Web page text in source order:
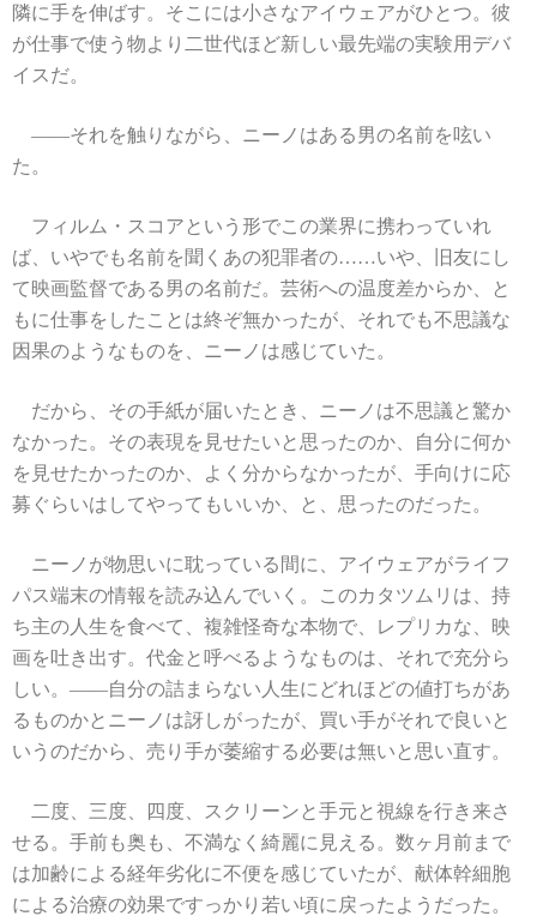
隣に手を伸ばす。そこには小さなアイウェアがひとつ。彼
が仕事で使う物より二世代ほど新しい最先端の実験用デバ
イスだ。
――それを触りながら、ニーノはある男の名前を呟い
た。
フィルム・スコアという形でこの業界に携わっていれ
ば、いやでも名前を聞くあの犯罪者の……いや、旧友にし
て映画監督である男の名前だ。芸術への温度差からか、と
もに仕事をしたことは終ぞ無かったが、それでも不思議な
因果のようなものを、ニーノは感じていた。
だから、その手紙が届いたとき、ニーノは不思議と驚か
なかった。その表現を見せたいと思ったのか、自分に何か
を見せたかったのか、よく分からなかったが、手向けに応
募ぐらいはしてやってもいいか、と、思ったのだった。
ニーノが物思いに耽っている間に、アイウェアがライフ
パス端末の情報を読み込んでいく。このカタツムリは、持
ち主の人生を食べて、複雑怪奇な本物で、レプリカな、映
画を吐き出す。代金と呼べるようなものは、それで充分ら
しい。――自分の詰まらない人生にどれほどの値打ちがあ
るものかとニーノは訝しがったが、買い手がそれで良いと
いうのだから、売り手が萎縮する必要は無いと思い直す。
二度、三度、四度、スクリーンと手元と視線を行き来さ
せる。手前も奥も、不満なく綺麗に見える。数ヶ月前まで
は加齢による経年劣化に不便を感じていたが、献体幹細胞
による治療の効果ですっかり若い頃に戻ったようだった。